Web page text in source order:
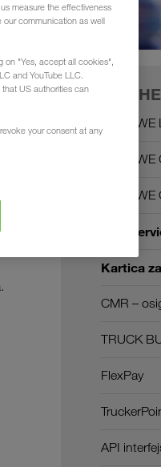
Together
Together
Together WE
Carrier
Kartica
CMR –
TRUCK
FlexPay
API
measure the effectiveness
our communication as well
on "Yes, accept all cookies",
and YouTube LLC.
US authorities can
your consent at any